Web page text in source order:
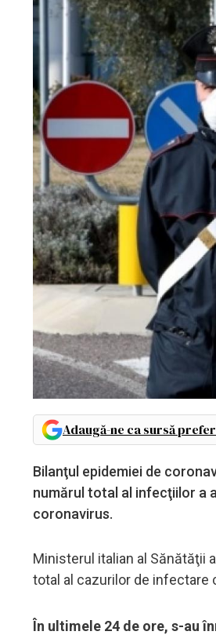
Adaugă-ne ca sursă
Bilanţul epidemiei de
numărul total al infecţiilor a
coronavirus.
Ministerul italian al Sănătăţii
total al cazurilor de infectare
În ultimele 24 de ore, s-au